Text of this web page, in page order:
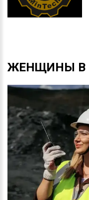
ЖЕНЩИНЫ В